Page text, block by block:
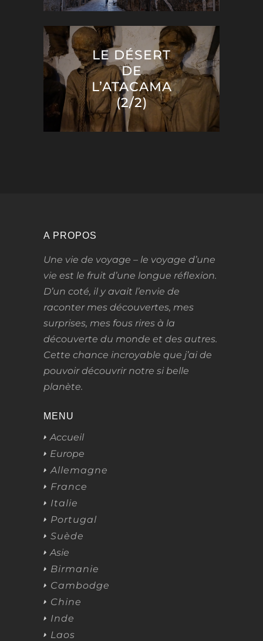
LE DÉSERT
DE
L’ATACAMA
(2/2)
A PROPOS
Une vie de voyage – le voyage d’une
vie est le fruit d’une longue réflexion.
D’un coté, il y avait l’envie de
raconter mes découvertes, mes
surprises, mes fous rires à la
découverte du monde et des autres.
Cette chance incroyable que j’ai de
pouvoir découvrir notre si belle
planète.
MENU
Accueil
Europe
Allemagne
France
Italie
Portugal
Suède
Asie
Birmanie
Cambodge
Chine
Inde
Laos